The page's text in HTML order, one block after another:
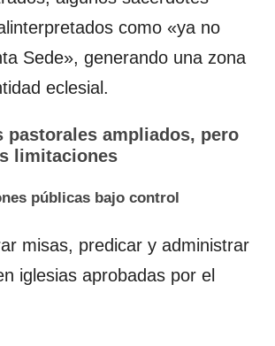
como «ya no
Sede», generando una zona
eclesial.
pastorales ampliados, pero
limitaciones
públicas bajo control
misas, predicar y administrar
iglesias aprobadas por el